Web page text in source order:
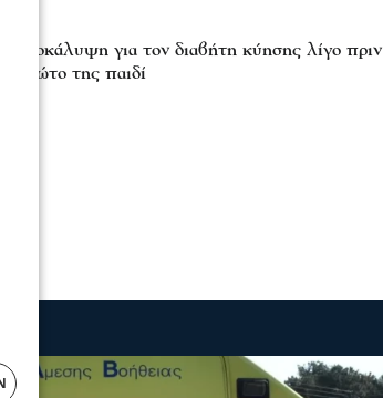
για τον διαβήτη κύησης λίγο πριν
πρώτο της παιδί